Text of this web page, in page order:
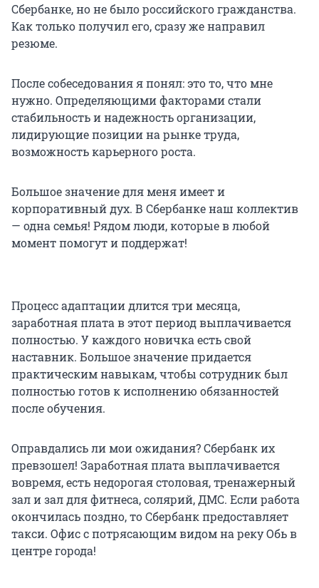
Сбербанке, но не было российского гражданства.
Как только получил его, сразу же направил
резюме.
После собеседования я понял: это то, что мне
нужно. Определяющими факторами стали
стабильность и надежность организации,
лидирующие позиции на рынке труда,
возможность карьерного роста.
Большое значение для меня имеет и
корпоративный дух. В Сбербанке наш коллектив
— одна семья! Рядом люди, которые в любой
момент помогут и поддержат!
Процесс адаптации длится три месяца,
заработная плата в этот период выплачивается
полностью. У каждого новичка есть свой
наставник. Большое значение придается
практическим навыкам, чтобы сотрудник был
полностью готов к исполнению обязанностей
после обучения.
Оправдались ли мои ожидания? Сбербанк их
превзошел! Заработная плата выплачивается
вовремя, есть недорогая столовая, тренажерный
зал и зал для фитнеса, солярий, ДМС. Если работа
окончилась поздно, то Сбербанк предоставляет
такси. Офис с потрясающим видом на реку Обь в
центре города!